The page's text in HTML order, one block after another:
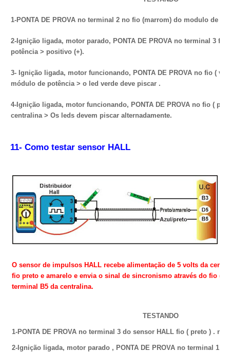
1-PONTA DE PROVA no terminal 2 no fio (marrom) do modulo de
2-Ignição ligada, motor parado, PONTA DE PROVA no terminal 3
potência > positivo (+).
3- Ignição ligada, motor funcionando, PONTA DE PROVA no fio (
módulo de potência > o led verde deve piscar .
4-Ignição ligada, motor funcionando, PONTA DE PROVA no fio (
centralina > Os leds devem piscar alternadamente.
11- Como testar sensor HALL
O sensor de impulsos HALL recebe alimentação de 5 volts da
fio preto e amarelo e envia o sinal de sincronismo através do fio (
terminal B5 da centralina.
TESTANDO
1-PONTA DE PROVA no terminal 3 do sensor HALL fio ( preto ) .
2-Ignição ligada, motor parado , PONTA DE PROVA no terminal 1